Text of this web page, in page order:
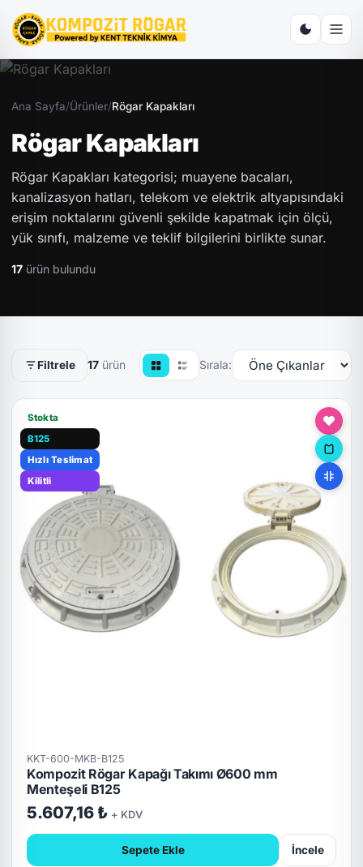
Ana Sayfa/Ürünler/Rögar Kapakları
Rögar Kapakları
Rögar Kapakları kategorisi; muayene bacaları,
kanalizasyon hatları, telekom ve elektrik altyapısındaki
erişim noktalarını güvenli şekilde kapatmak için ölçü,
yük sınıfı, malzeme ve teklif bilgilerini birlikte sunar.
17 ürün bulundu
Filtrele 17 ürün Sırala:
Stokta
B125
Hızlı Teslimat
Kilitli
KKT-600-MKB-B125
Kompozit Rögar Kapağı Takımı Ø600 mm
Menteşeli B125
5.607,16 ₺ + KDV
Sepete Ekle İncele